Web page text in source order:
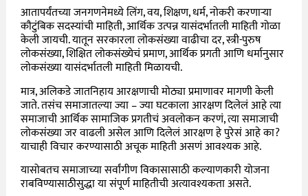
आतापर्यंतच्या जनगणनेमध्ये लिंग, वय, शिक्षण, धर्म, नोकरी करणाऱ्या
कौटुंबिक सदस्यांची माहिती, आर्थिक उत्पन्न यासंदर्भातली माहिती गोळा
केली जायची. यातून सरकारला लोकसंख्या वाढीचा दर, स्त्री-पुरुष
लोकसंख्या, शिक्षित लोकसंख्येचं प्रमाण, आर्थिक प्रगती आणि धर्मानुसार
लोकसंख्या यासंदर्भातली माहिती मिळायची.
मात्र, अलिकडे जातनिहाय आरक्षणाची मोठ्या प्रमाणावर मागणी केली
जाते. तसंच समाजातल्या ज्या – ज्या घटकाला आरक्षण दिलेलं आहे त्या
समाजाची आर्थिक सामाजिक प्रगतीचं अवलोकन करणं, त्या समाजाची
लोकसंख्या जर वाढली असेल आणि दिलेलं आरक्षण हे पुरेसं आहे का?
याचाही विचार करण्यासाठी अचूक माहिती असणं आवश्यक आहे.
यासोबतच समाजाच्या सर्वांगीण विकासासाठी कल्याणकारी योजना
राबविण्यासाठीसुद्धा या संपूर्ण माहितीची अत्यावश्यकता असते.